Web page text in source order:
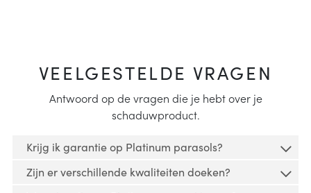
VEELGESTELDE VRAGEN
Antwoord op de vragen die je hebt over je
schaduwproduct.
Krijg ik garantie op Platinum parasols?
Op al onze parasols is garantie van toepassing.
Zijn er verschillende kwaliteiten doeken?